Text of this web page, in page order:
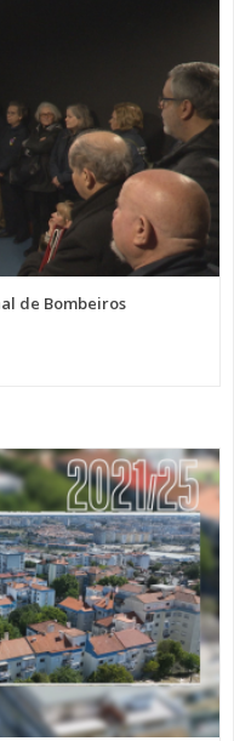
de Bombeiros